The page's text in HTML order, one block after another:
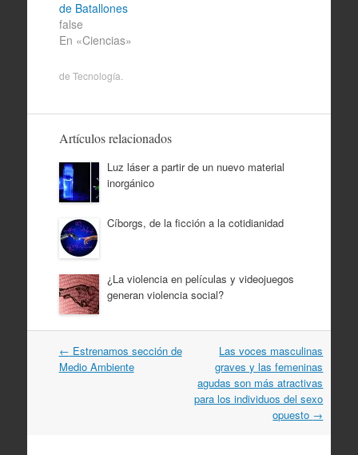
de Batallones
false
En «Ciencias»
de Tecnología
Artículos relacionados
Luz láser a partir de un nuevo material
inorgánico
Cíborgs, de la ficción a la cotidianidad
¿La violencia en películas y videojuegos
generan violencia social?
Navegación
por
← Estrenamos sección de
Medio Ambiente
Las voces masculinas
graves y las femeninas
agudas son más atractivas
para los individuos del sexo
opuesto →